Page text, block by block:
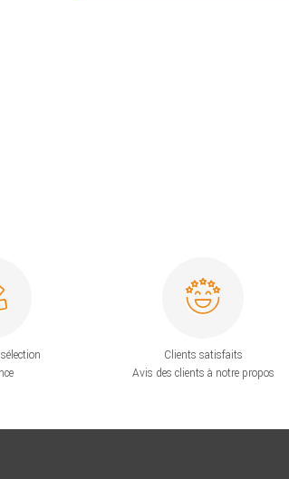
Clients satisfaits
Avis des clients à notre propos